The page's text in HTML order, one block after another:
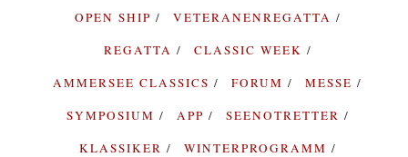
OPEN SHIP
VETERANENREGATTA
REGATTA
CLASSIC WEEK
AMMERSEE CLASSICS
FORUM
MESSE
SYMPOSIUM
APP
SEENOTRETTER
KLASSIKER
WINTERPROGRAMM